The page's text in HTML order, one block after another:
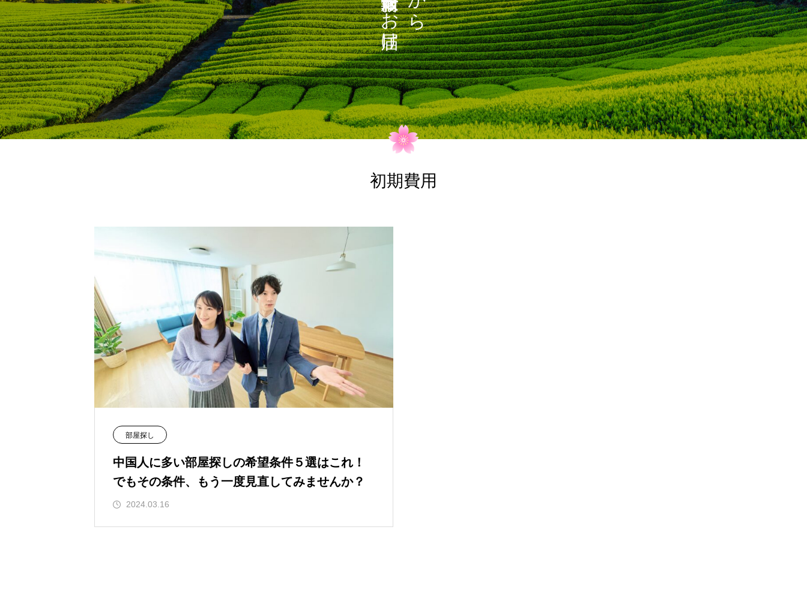
ら
お
け
初期費用
部屋探し
中国人に多い部屋探しの希望条件５選はこれ！
でもその条件、もう一度見直してみませんか？
2024.03.16